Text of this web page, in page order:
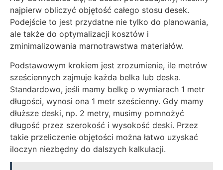
najpierw obliczyć objętość całego stosu desek.
Podejście to jest przydatne nie tylko do planowania,
ale także do optymalizacji kosztów i
zminimalizowania marnotrawstwa materiałów.
Podstawowym krokiem jest zrozumienie, ile metrów
sześciennych zajmuje każda belka lub deska.
Standardowo, jeśli mamy belkę o wymiarach 1 metr
długości, wynosi ona 1 metr sześcienny. Gdy mamy
dłuższe deski, np. 2 metry, musimy pomnożyć
długość przez szerokość i wysokość deski. Przez
takie przeliczenie objętości można łatwo uzyskać
iloczyn niezbędny do dalszych kalkulacji.